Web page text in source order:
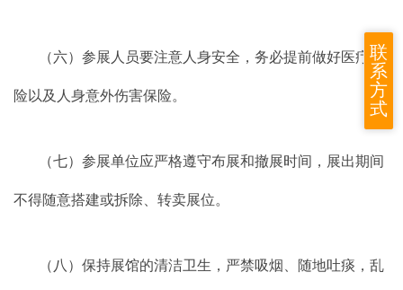
（六）参展人员要注意人身安全，务必提前做好医疗保
险以及人身意外伤害保险。
（七）参展单位应严格遵守布展和撤展时间，展出期间
不得随意搭建或拆除、转卖展位。
（八）保持展馆的清洁卫生，严禁吸烟、随地吐痰，乱
联
系
方
式